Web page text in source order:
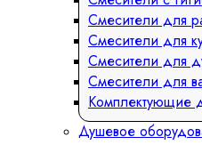
Смесители для
Смесители для
Смесители для
Смесители для
Комплектующие
Душевое